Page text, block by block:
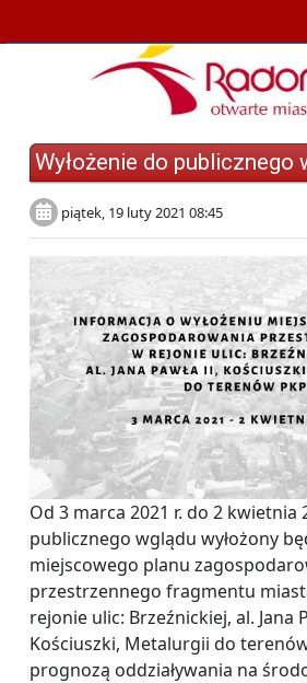
Wyłożenie do publicznego
piątek, 19 luty 2021 08:45
Od 3 marca 2021 r. do 2 kwietnia
publicznego wglądu wyłożony
miejscowego planu
przestrzennego fragmentu
rejonie ulic: Brzeźnickiej, al. Jana
Kościuszki, Metalurgii do
prognozą oddziaływania na